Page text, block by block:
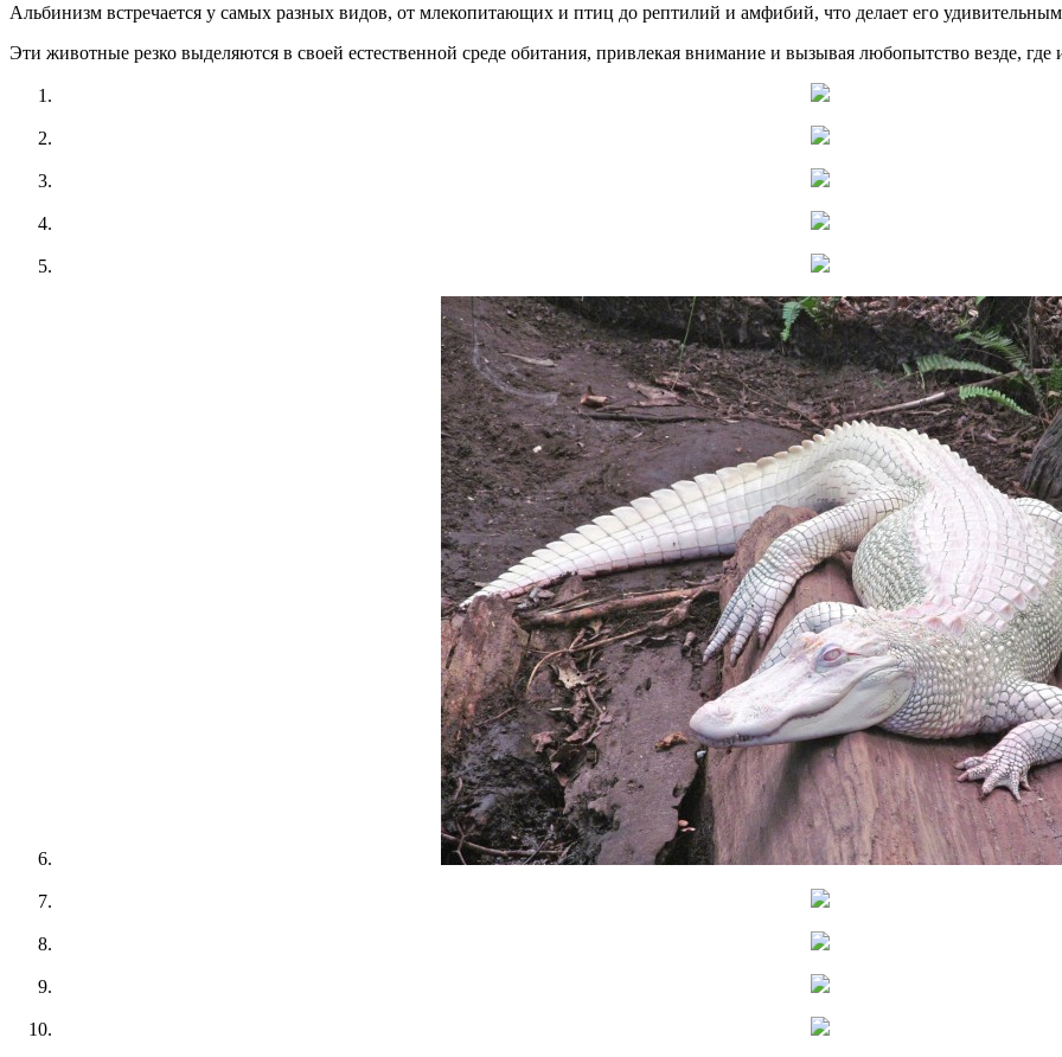
Альбинизм встречается у самых разных видов, от млекопитающих и птиц до рептилий и амфибий, что делает его
Эти животные резко выделяются в своей естественной среде обитания, привлекая внимание и вызывая любопытство везде, где